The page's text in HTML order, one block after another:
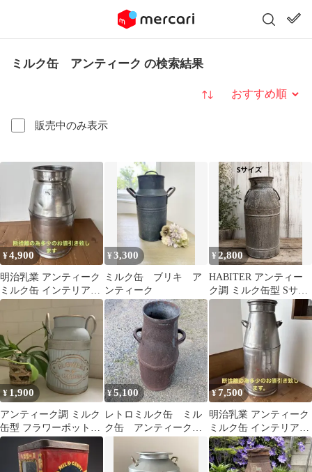
ミルク缶 アンティーク の検索結果
販売中のみ表示
並び替え
¥4,900
明治乳業 アンティーク
ミルク缶 インテリア雑
貨
¥3,300
ミルク缶 ブリキ ア
ンティーク
¥ 2,800
HABITER アンティー
ク調 ミルク缶型 Sサイ
ズ フラワーベース
¥ 1,900
アンティーク調 ミルク
缶型 フラワーポット
【新品】
¥5,100
レトロミルク缶 ミル
ク缶 アンティーク雑
¥7,500
明治乳業 アンティーク
ミルク缶 インテリア雑
貨